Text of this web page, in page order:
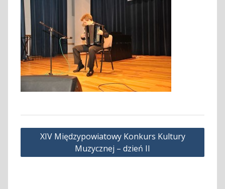
Nawigacja
XIV Międzypowiatowy Konkurs Kultury
Muzycznej – dzień II